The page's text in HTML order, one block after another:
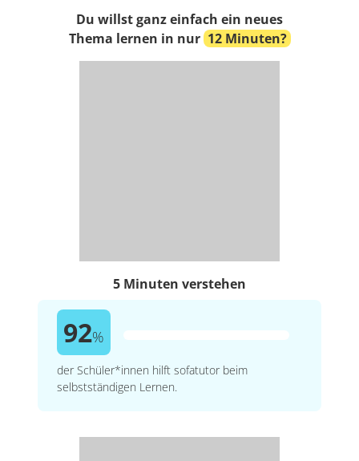
Du willst ganz einfach ein neues
Thema lernen in nur 12 Minuten?
5 Minuten verstehen
92%
der Schüler*innen hilft sofatutor beim
selbstständigen Lernen.